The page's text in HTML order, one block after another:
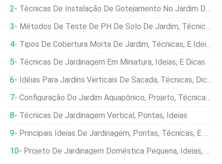
Técnicas De Instalação De Gotejamento No Jardim Doméstico, Ideias
Métodos De Teste De PH De Solo De Jardim, Técnicas, Ideias
Tipos De Cobertura Morta De Jardim, Técnicas, E Ideias
Técnicas De Jardinagem Em Miniatura, Ideias, E Dicas
Idéias Para Jardins Verticais De Sacada, Técnicas, Dicas Na Índia
Configuração Do Jardim Aquapônico, Projeto, Técnicas, Ideias
Técnicas De Jardinagem Vertical, Pontas, Ideias
Principais Ideias De Jardinagem, Pontas, Técnicas, E Segredos
Projeto De Jardinagem Doméstica Pequena, Ideias, Pontas, Técnicas